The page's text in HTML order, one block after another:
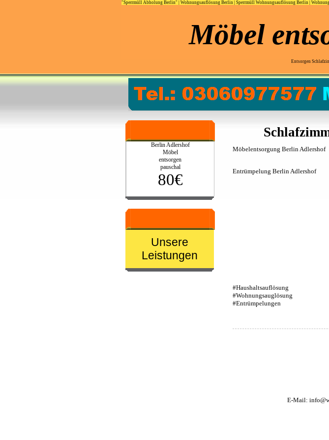
"Sperrmüll Abholung Berlin" Wohnungsauflösung Berlin Sperrmüll Wohnungsauflösung Berlin
Möbel
Entsorgen
Berlin Adlershof
Möbel
entsorgen
pauschal
80€
Unsere
Leistungen
Möbelentsorgung Berlin Adlershof
Entrümpelung Berlin Adlershof
#Haushaltsauflösung
#Wohnungsauglösung
#Entrümpelungen
E-Mail: